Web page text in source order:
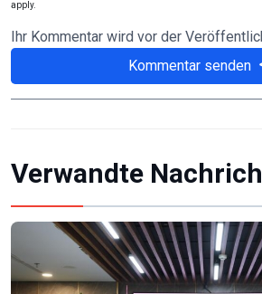
apply.
Ihr Kommentar wird vor der
Kommentar senden
Verwandte